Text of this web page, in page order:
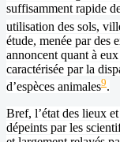
suffisamment rapide
utilisation des sols,
étude, menée par des
annoncent quant à
caractérisée par la
d’espèces animales9.
Bref, l’état des lieux
dépeints par les